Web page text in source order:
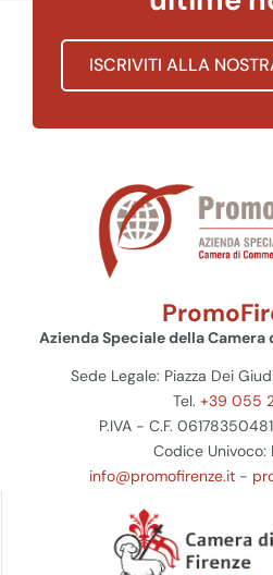
ISCRIVITI ALLA
Azienda Speciale della
Sede Legale: Piazza Dei
Tel. +39 055
P.IVA - C.F.
Codice Univoco:
info@promofirenze.it-